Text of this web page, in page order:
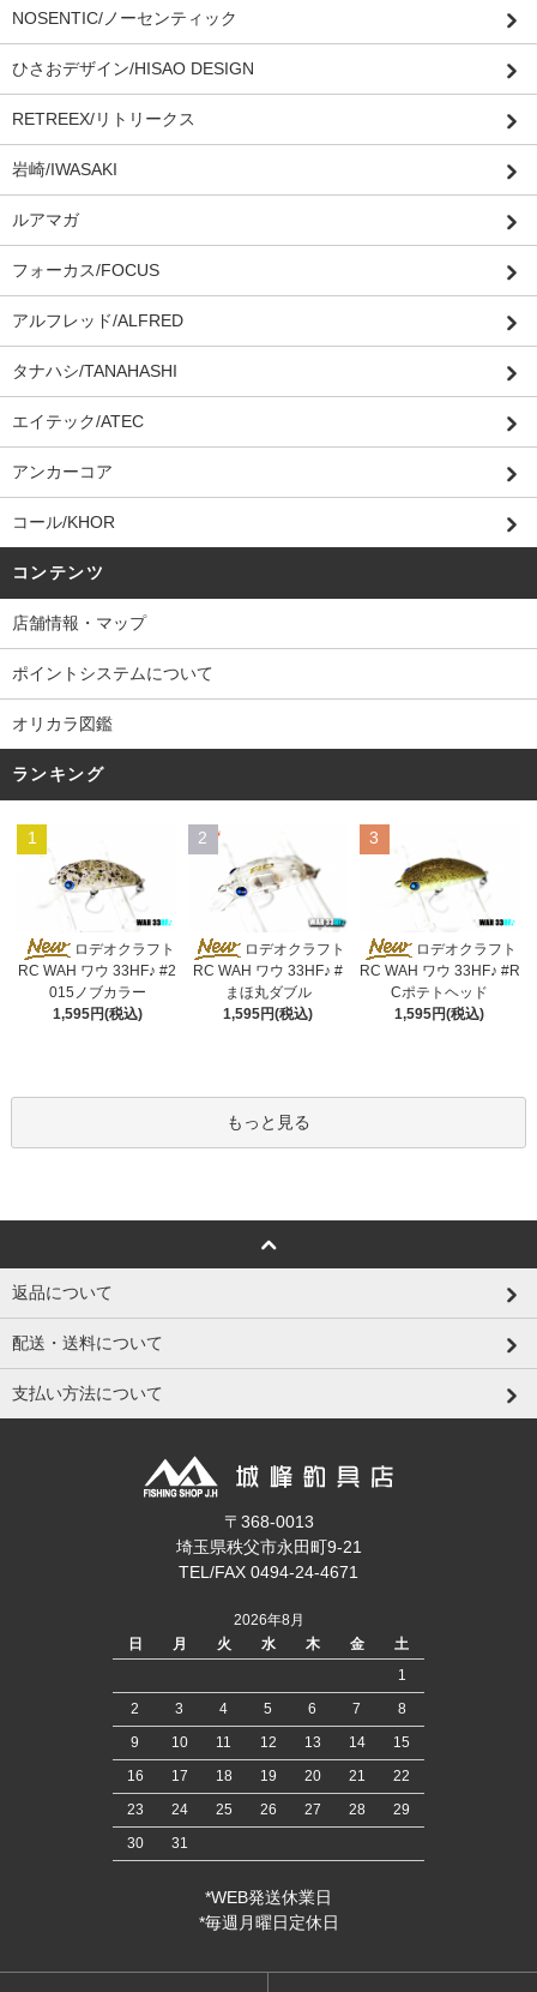
NOSENTIC/ノーセンティック
ひさおデザイン/HISAO DESIGN
RETREEX/リトリークス
岩崎/IWASAKI
ルアマガ
フォーカス/FOCUS
アルフレッド/ALFRED
タナハシ/TANAHASHI
エイテック/ATEC
アンカーコア
コール/KHOR
コンテンツ
店舗情報・マップ
ポイントシステムについて
オリカラ図鑑
ランキング
1
ロデオクラフト
RC WAH ワウ 33HF♪ #2
015ノブカラー
1,595円(税込)
2
ロデオクラフト
RC WAH ワウ 33HF♪ #
まほ丸ダブル
1,595円(税込)
3
ロデオクラフト
RC WAH ワウ 33HF♪ #R
Cポテトヘッド
1,595円(税込)
もっと見る
返品について
配送・送料について
支払い方法について
〒368-0013
埼玉県秩父市永田町9-21
TEL/FAX 0494-24-4671
2026年8月
日
月 火 水 木 金
土
1
2
3 4 5 6 7
8
9
10 11 12 13 14
15
16
17 18 19 20 21
22
23
24 25 26 27 28
29
30
31
*WEB発送休業日
*毎週月曜日定休日